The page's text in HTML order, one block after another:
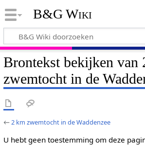
B&G Wiki
Brontekst bekijken van
zwemtocht in de
←2 km zwemtocht in de Waddenzee
U hebt geen toestemming om deze